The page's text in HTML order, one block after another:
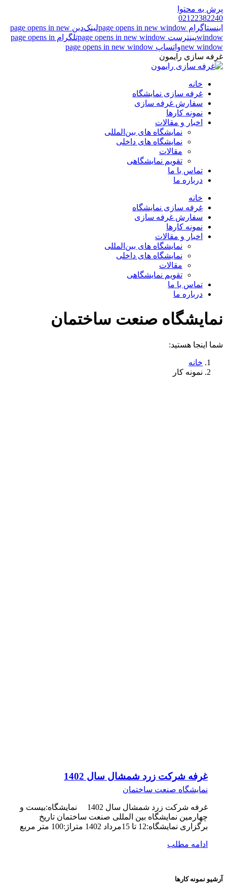
پرش به محتوا
02122382240
اینستاگرام page opens in new window
لینک‌دین page opens in new
windowپینترست page opens in new window
تلگرام page opens in
new windowواتساپ page opens in new window
غرفه سازی رایمون
خانه
غرفه سازی نمایشگاه
سفارش غرفه سازی
نمونه کارها
اخبار و مقالات
نمایشگاه های بین‌المللی
نمایشگاه های داخلی
مقالات
تقویم نمایشگاهی
تماس با ما
درباره ما
خانه
غرفه سازی نمایشگاه
سفارش غرفه سازی
نمونه کارها
اخبار و مقالات
نمایشگاه های بین‌المللی
نمایشگاه های داخلی
مقالات
تقویم نمایشگاهی
تماس با ما
درباره ما
نمایشگاه صنعت ساختمان
شما اینجا هستید:
خانه
نمونه کار
غرفه شرکت زرد شمشال سال 1402
نمایشگاه صنعت ساختمان
غرفه شرکت زرد شمشال سال 1402 نمایشگاه:بیست و
چهارمین نمایشگاه بین المللی صنعت ساختمان تاریخ
برگزاری نمایشگاه:12 تا 15مرداد 1402 متراژ:100 متر مربع
ادامه مطلب
آرشیو نمونه کارها